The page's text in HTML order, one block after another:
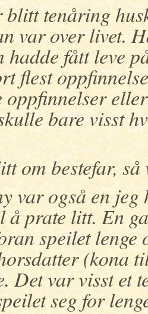
blitt tenåring
var over livet.
hadde fått leve
flest
oppfinnelser
bare visst
om bestefar,
var også en
prate litt. En
speilet lenge
(kona
Det var visst et
seg for